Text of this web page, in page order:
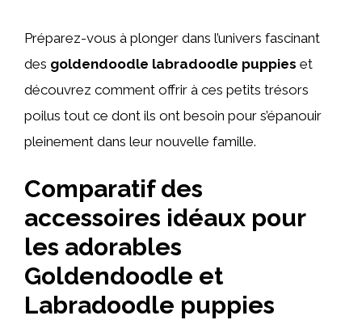
Préparez-vous à plonger dans l’univers fascinant
des goldendoodle labradoodle puppies et
découvrez comment offrir à ces petits trésors
poilus tout ce dont ils ont besoin pour s’épanouir
pleinement dans leur nouvelle famille.
Comparatif des
accessoires idéaux pour
les adorables
Goldendoodle et
Labradoodle puppies